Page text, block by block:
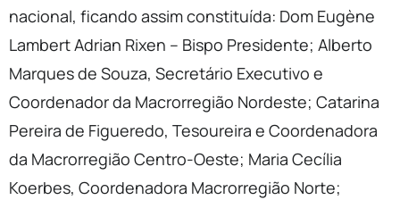
nacional, ficando assim constituída: Dom Eugène
Lambert Adrian Rixen – Bispo Presidente; Alberto
Marques de Souza, Secretário Executivo e
Coordenador da Macrorregião Nordeste; Catarina
Pereira de Figueredo, Tesoureira e Coordenadora
da Macrorregião Centro-Oeste; Maria Cecília
Koerbes, Coordenadora Macrorregião Norte;